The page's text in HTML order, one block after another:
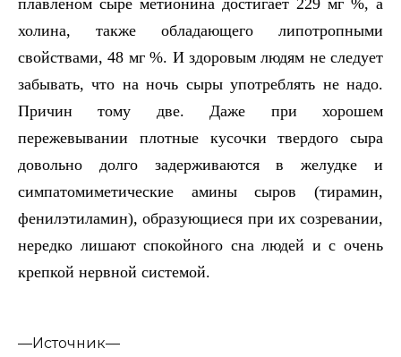
холина, также обладающего липотропными
свойствами, 48 мг %. И здоровым людям не следует
забывать, что на ночь сыры употреблять не надо.
Причин тому две. Даже при хорошем
пережевывании плотные кусочки твердого сыра
довольно долго задерживаются в желудке и
симпатомиметические амины сыров (тирамин,
фенилэтиламин), образующиеся при их созревании,
нередко лишают спокойного сна людей и с очень
крепкой нервной системой.
—Источник—